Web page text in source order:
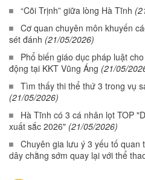
“Cõi Trịnh” giữa lòng Hà Tĩnh
Cơ quan chuyên môn khuyến
sét đánh (21/05/2026)
Phổ biến giáo dục pháp luật
động tại KKT Vũng Áng (21/05/
Tìm thấy thi thể thứ 3 trong vụ
(21/05/2026)
Hà Tĩnh có 3 cá nhân lọt TOP
xuất sắc 2026" (21/05/2026)
Chuyên gia lưu ý 3 yếu tố
dây chằng sớm quay lại với thể